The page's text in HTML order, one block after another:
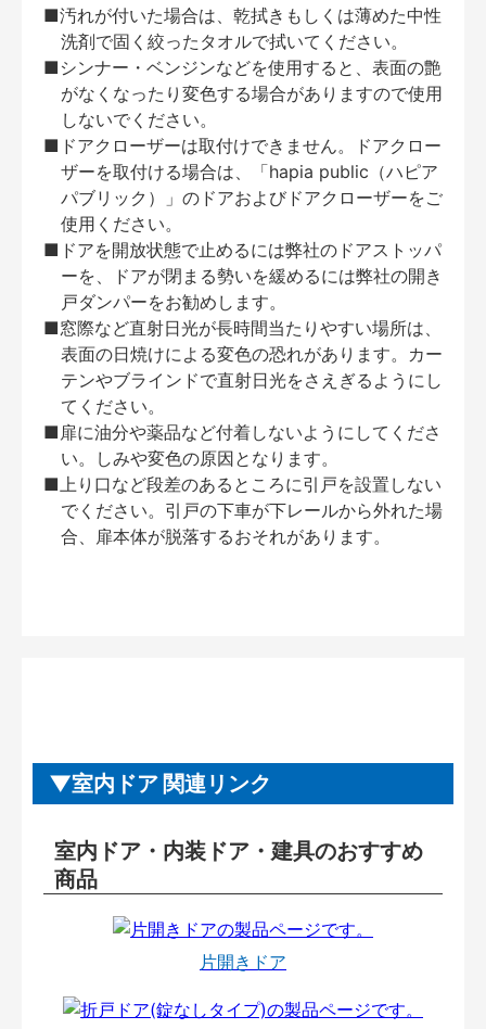
■汚れが付いた場合は、乾拭きもしくは薄めた中性
洗剤で固く絞ったタオルで拭いてください。
■シンナー・ベンジンなどを使用すると、表面の艶
がなくなったり変色する場合がありますので使用
しないでください。
■ドアクローザーは取付けできません。ドアクロー
ザーを取付ける場合は、「hapia public（ハピア
パブリック）」のドアおよびドアクローザーをご
使用ください。
■ドアを開放状態で止めるには弊社のドアストッパ
ーを、ドアが閉まる勢いを緩めるには弊社の開き
戸ダンパーをお勧めします。
■窓際など直射日光が長時間当たりやすい場所は、
表面の日焼けによる変色の恐れがあります。カー
テンやブラインドで直射日光をさえぎるようにし
てください。
■扉に油分や薬品など付着しないようにしてくださ
い。しみや変色の原因となります。
■上り口など段差のあるところに引戸を設置しない
でください。引戸の下車が下レールから外れた場
合、扉本体が脱落するおそれがあります。
室内ドア 関連リンク
室内ドア・内装ドア・建具のおすすめ
商品
片開きドア